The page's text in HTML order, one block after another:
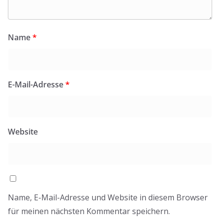
Name*
E-Mail-Adresse*
Website
Name, E-Mail-Adresse und Website in diesem Browser
für meinen nächsten Kommentar speichern.